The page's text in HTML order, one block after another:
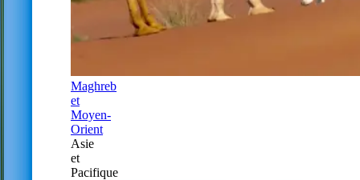
Maghreb
et
Moyen-
Orient
Asie
et
Pacifique